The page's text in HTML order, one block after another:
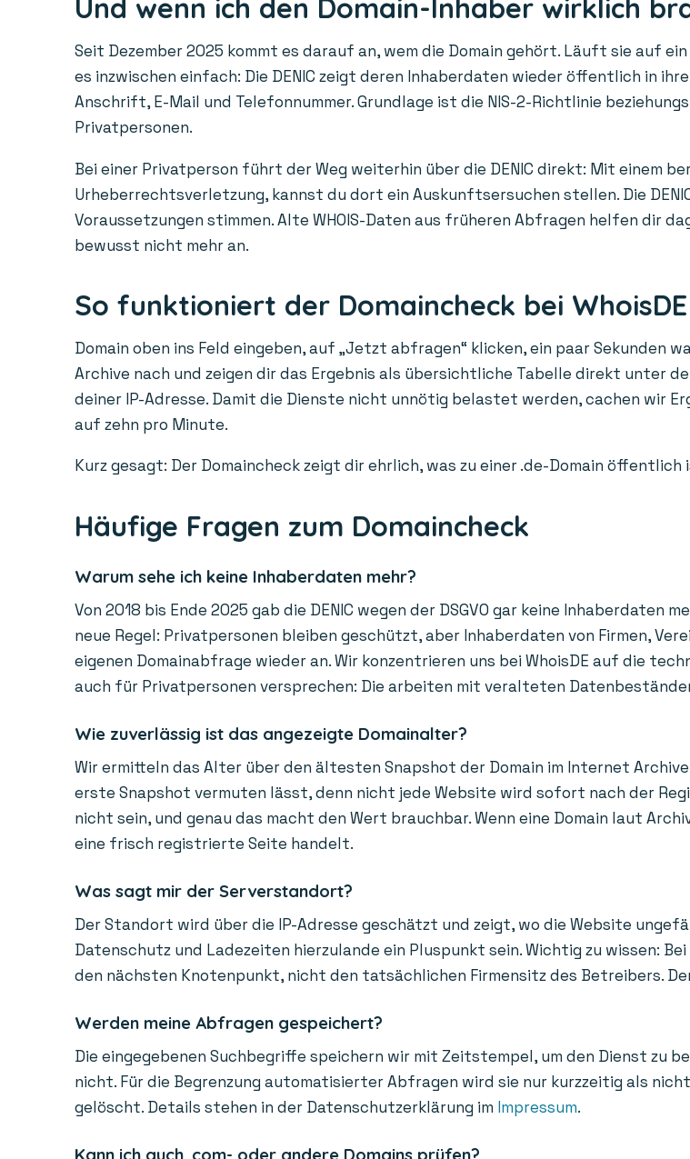
Und wenn ich den Domain-Inhaber wirklich
Seit Dezember 2025 kommt es darauf an, wem die Domain gehört. Läuft sie auf
es inzwischen einfach: Die DENIC zeigt deren Inhaberdaten wieder öffentlich in
Anschrift, E-Mail und Telefonnummer. Grundlage ist die NIS-2-Richtlinie
Privatpersonen.
Bei einer Privatperson führt der Weg weiterhin über die DENIC direkt: Mit einem
Urheberrechtsverletzung, kannst du dort ein Auskunftsersuchen stellen. Die
Voraussetzungen stimmen. Alte WHOIS-Daten aus früheren Abfragen helfen dir
bewusst nicht mehr an.
So funktioniert der Domaincheck bei WhoisDE
Domain oben ins Feld eingeben, auf „Jetzt abfragen“ klicken, ein paar Sekunden
Archive nach und zeigen dir das Ergebnis als übersichtliche Tabelle direkt unter
deiner IP-Adresse. Damit die Dienste nicht unnötig belastet werden, cachen wir
auf zehn pro Minute.
Kurz gesagt: Der Domaincheck zeigt dir ehrlich, was zu einer .de-Domain
Häufige Fragen zum Domaincheck
Warum sehe ich keine Inhaberdaten mehr?
Von 2018 bis Ende 2025 gab die DENIC wegen der DSGVO gar keine Inhaberdaten
neue Regel: Privatpersonen bleiben geschützt, aber Inhaberdaten von Firmen,
eigenen Domainabfrage wieder an. Wir konzentrieren uns bei WhoisDE auf die
auch für Privatpersonen versprechen: Die arbeiten mit veralteten
Wie zuverlässig ist das angezeigte Domainalter?
Wir ermitteln das Alter über den ältesten Snapshot der Domain im Internet
erste Snapshot vermuten lässt, denn nicht jede Website wird sofort nach der
nicht sein, und genau das macht den Wert brauchbar. Wenn eine Domain laut
eine frisch registrierte Seite handelt.
Was sagt mir der Serverstandort?
Der Standort wird über die IP-Adresse geschätzt und zeigt, wo die Website
Datenschutz und Ladezeiten hierzulande ein Pluspunkt sein. Wichtig zu wissen:
den nächsten Knotenpunkt, nicht den tatsächlichen Firmensitz des Betreibers.
Werden meine Abfragen gespeichert?
Die eingegebenen Suchbegriffe speichern wir mit Zeitstempel, um den Dienst zu
nicht. Für die Begrenzung automatisierter Abfragen wird sie nur kurzzeitig als
gelöscht. Details stehen in der Datenschutzerklärung im Impressum.